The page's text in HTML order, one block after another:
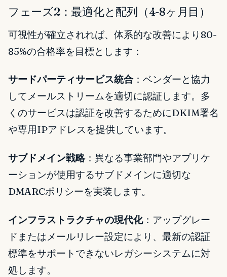
フェーズ2：最適化と配列（4-8ヶ月目）
可視性が確立されれば、体系的な改善により80-
85%の合格率を目標とします：
サードパーティサービス統合：ベンダーと協力
してメールストリームを適切に認証します。多
くのサービスは認証を改善するためにDKIM署名
や専用IPアドレスを提供しています。
サブドメイン戦略：異なる事業部門やアプリケ
ーションが使用するサブドメインに適切な
DMARCポリシーを実装します。
インフラストラクチャの現代化：アップグレー
ドまたはメールリレー設定により、最新の認証
標準をサポートできないレガシーシステムに対
処します。